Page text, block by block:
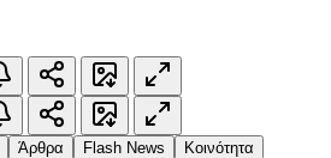
Άρθρα Flash News Κοινότητα